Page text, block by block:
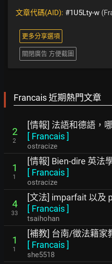
文章代碼(AID): #1U5Lty-w
更多分享選項
關閉廣告 方便截圖
Francais 近期熱門文章
2
2
[情報] 法語和德語，
[ Francais]
ostracize
1
1
[情報] Bien-dire 英法
[ Francais]
ostracize
4
33
[文法] imparfait 以及
[ Francais]
tsaihohan
1
1
[補教] 台南/徵法籍家
[ Francais]
she5518